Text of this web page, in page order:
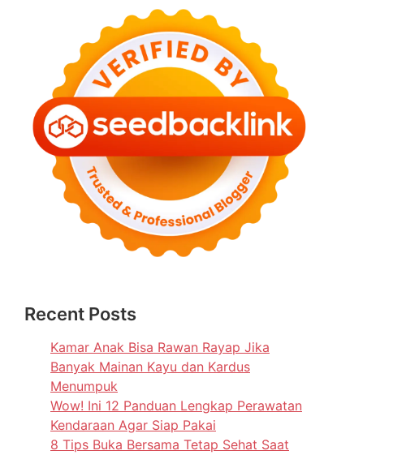
Recent Posts
Kamar Anak Bisa Rawan Rayap Jika
Banyak Mainan Kayu dan Kardus
Menumpuk
Wow! Ini 12 Panduan Lengkap Perawatan
Kendaraan Agar Siap Pakai
8 Tips Buka Bersama Tetap Sehat Saat